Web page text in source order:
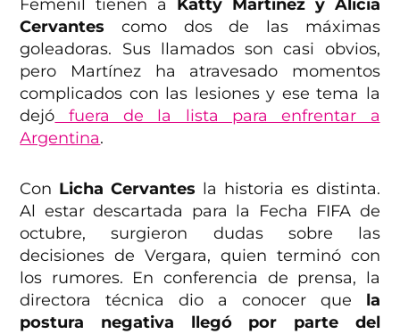
Femenil tienen a Katty Martínez y Alicia
Cervantes como dos de las máximas
goleadoras. Sus llamados son casi obvios,
pero Martínez ha atravesado momentos
complicados con las lesiones y ese tema la
dejó fuera de la lista para enfrentar a
Argentina.
Con Licha Cervantes la historia es distinta.
Al estar descartada para la Fecha FIFA de
octubre, surgieron dudas sobre las
decisiones de Vergara, quien terminó con
los rumores. En conferencia de prensa, la
directora técnica dio a conocer que la
postura negativa llegó por parte del